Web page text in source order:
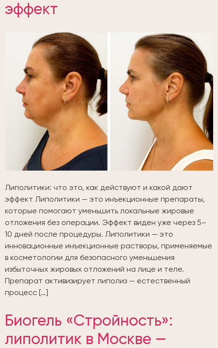
эффект
Липолитики: что это, как действуют и какой дают
эффект Липолитики — это инъекционные препараты,
которые помогают уменьшить локальные жировые
отложения без операции. Эффект виден уже через 5–
10 дней после процедуры. Липолитики — это
инновационные инъекционные растворы, применяемые
в косметологии для безопасного уменьшения
избыточных жировых отложений на лице и теле.
Препарат активизирует липолиз — естественный
процесс […]
Биогель «Стройность»:
липолитик в Москве —